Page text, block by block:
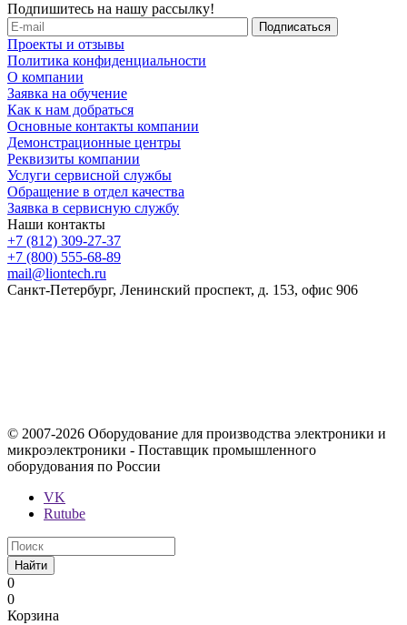
Подпишитесь на нашу рассылку!
Проекты и отзывы
Политика конфиденциальности
О компании
Заявка на обучение
Как к нам добраться
Основные контакты компании
Демонстрационные центры
Реквизиты компании
Услуги сервисной службы
Обращение в отдел качества
Заявка в сервисную службу
Наши контакты
+7 (812) 309-27-37
+7 (800) 555-68-89
mail@liontech.ru
Санкт-Петербург, Ленинский проспект, д. 153, офис 906
© 2007-2026 Оборудование для производства электроники и
микроэлектроники - Поставщик промышленного
оборудования по России
VK
Rutube
Найти
0
0
Корзина